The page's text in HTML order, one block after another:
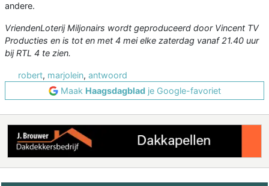
andere.
VriendenLoterij Miljonairs wordt geproduceerd door Vincent TV
Producties en is tot en met 4 mei elke zaterdag vanaf 21.40 uur
bij RTL 4 te zien.
robert, marjolein, antwoord
Maak Haagsdagbladje Google-favoriet